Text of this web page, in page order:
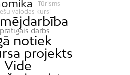
Tūrisms
valodas kursi
darbs
notiek
projekts
Vide